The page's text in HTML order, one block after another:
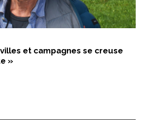
et campagnes se creuse
»